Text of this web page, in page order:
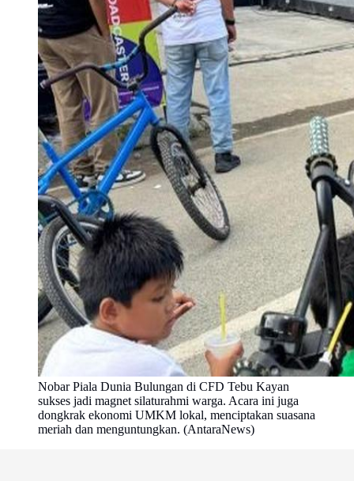
Nobar Piala Dunia Bulungan di CFD Tebu Kayan
sukses jadi magnet silaturahmi warga. Acara ini juga
dongkrak ekonomi UMKM lokal, menciptakan suasana
meriah dan menguntungkan. (AntaraNews)